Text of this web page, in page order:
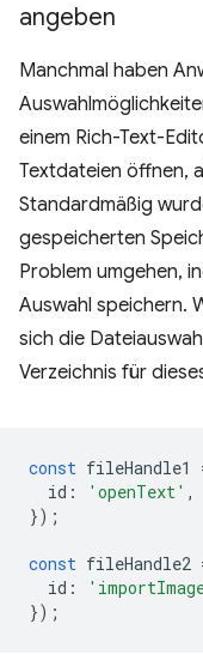
angeben
Manchmal haben
einem Rich-Text-
Textdateien öffnen,
Standardmäßig
gespeicherten
Problem umgehen,
Auswahl speichern.
sich die
Verzeichnis für
const fileHandle1
id : 'openText' ,
});
const fileHandle2
id :
});